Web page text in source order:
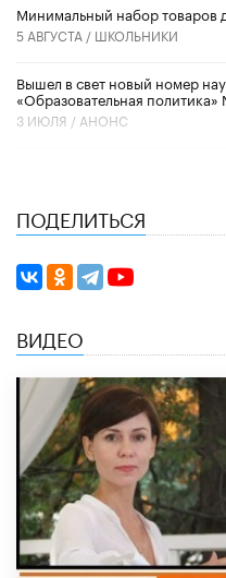
Минимальный набор товаров
5 АВГУСТА / ШКОЛЬНИКИ
Вышел в свет новый номер
«Образовательная
3 ИЮЛЯ / АНОНС
ПОДЕЛИТЬСЯ
ВИДЕО